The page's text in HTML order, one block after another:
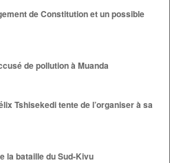
de Constitution et un possible
de pollution à Muanda
Tshisekedi tente de l’organiser à sa
la bataille du Sud-Kivu